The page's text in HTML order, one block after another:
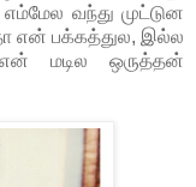
வந்து முட்டுன
என் பக்கத்துல, இல்ல
மடில ஒருத்தன்